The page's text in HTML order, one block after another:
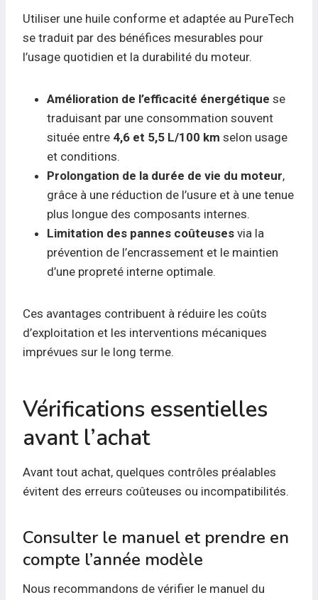
Utiliser une huile conforme et adaptée au PureTech
se traduit par des bénéfices mesurables pour
l’usage quotidien et la durabilité du moteur.
Amélioration de l’efficacité énergétique se
traduisant par une consommation souvent
située entre 4,6 et 5,5 L/100 km selon usage
et conditions.
Prolongation de la durée de vie du moteur,
grâce à une réduction de l’usure et à une tenue
plus longue des composants internes.
Limitation des pannes coûteuses via la
prévention de l’encrassement et le maintien
d’une propreté interne optimale.
Ces avantages contribuent à réduire les coûts
d’exploitation et les interventions mécaniques
imprévues sur le long terme.
Vérifications essentielles
avant l’achat
Avant tout achat, quelques contrôles préalables
évitent des erreurs coûteuses ou incompatibilités.
Consulter le manuel et prendre en
compte l’année modèle
Nous recommandons de vérifier le manuel du